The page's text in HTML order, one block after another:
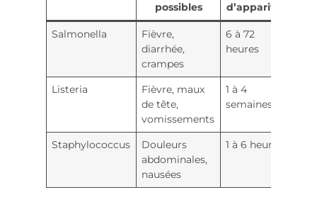
possibles
d’apparition
Salmonella
Fièvre,
diarrhée,
crampes
6 à 72
heures
Listeria
Fièvre, maux
de tête,
vomissements
1 à 4
semaines
Staphylococcus
Douleurs
abdominales,
nausées
1 à 6 heures